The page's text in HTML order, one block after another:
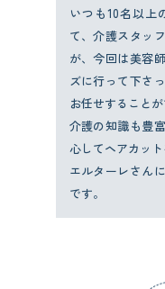
いつも10名以上
て、介護スタッ
が、今回は美容
ズに行って下さ
お任せすることが
介護の知識も豊
心してヘアカッ
エルターレさん
です。